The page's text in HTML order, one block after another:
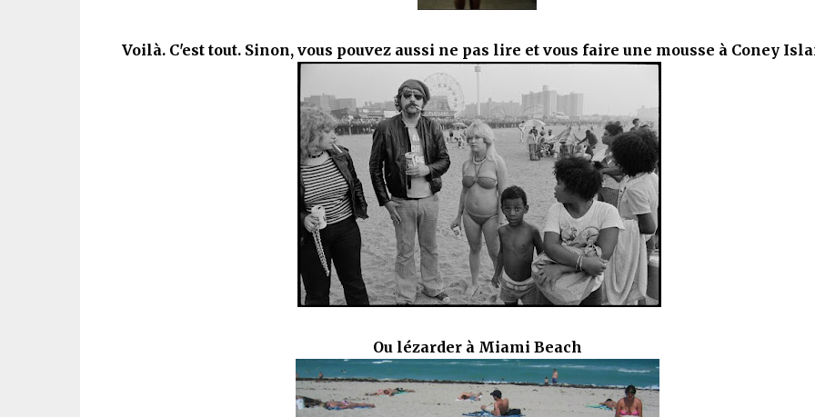
Voilà. C'est tout. Sinon, vous pouvez aussi ne pas lire et vous faire une mousse à Coney
Ou lézarder à Miami Beach